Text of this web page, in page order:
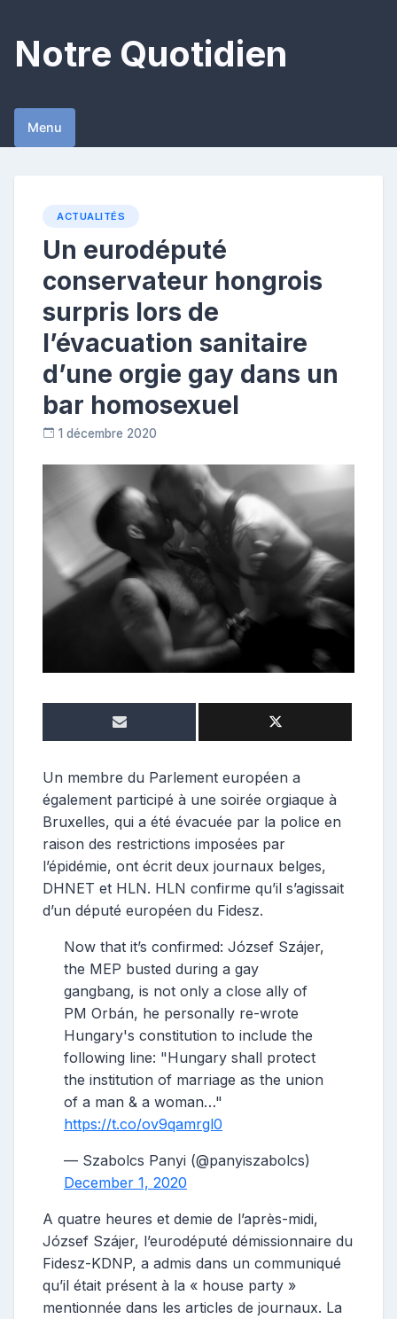
content
Notre Quotidien
Menu
ACTUALITÉS
Un eurodéputé
conservateur hongrois
surpris lors de
l’évacuation sanitaire
d’une orgie gay dans un
bar homosexuel
1 décembre 2020
e
s
t
e
u
r
Un membre du Parlement européen a
également participé à une soirée orgiaque à
Bruxelles, qui a été évacuée par la police en
raison des restrictions imposées par
l’épidémie, ont écrit deux journaux belges,
DHNET et HLN. HLN confirme qu’il s’agissait
d’un député européen du Fidesz.
Now that it’s confirmed: József Szájer,
the MEP busted during a gay
gangbang, is not only a close ally of
PM Orbán, he personally re-wrote
Hungary's constitution to include the
following line: "Hungary shall protect
the institution of marriage as the union
of a man & a woman…"
https://t.co/ov9qamrgl0
— Szabolcs Panyi (@panyiszabolcs)
December 1, 2020
A quatre heures et demie de l’après-midi,
József Szájer, l’eurodéputé démissionnaire du
Fidesz-KDNP, a admis dans un communiqué
qu’il était présent à la « house party »
mentionnée dans les articles de journaux. La